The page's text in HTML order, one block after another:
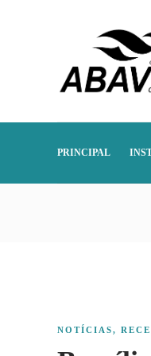
PRINCIPAL
NOTÍCIAS,